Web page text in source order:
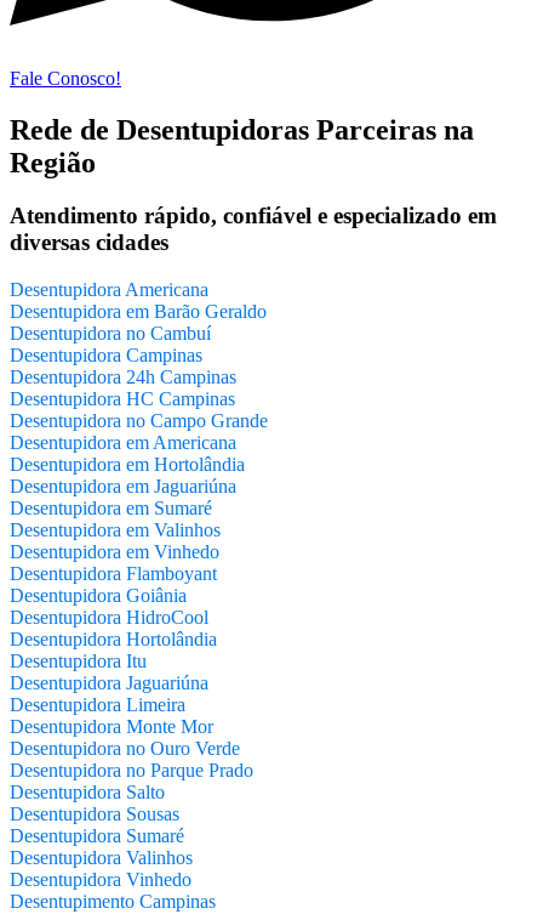
Fale Conosco!
Rede de Desentupidoras Parceiras na
Região
Atendimento rápido, confiável e especializado em
diversas cidades
Desentupidora Americana
Desentupidora em Barão Geraldo
Desentupidora no Cambuí
Desentupidora Campinas
Desentupidora 24h Campinas
Desentupidora HC Campinas
Desentupidora no Campo Grande
Desentupidora em Americana
Desentupidora em Hortolândia
Desentupidora em Jaguariúna
Desentupidora em Sumaré
Desentupidora em Valinhos
Desentupidora em Vinhedo
Desentupidora Flamboyant
Desentupidora Goiânia
Desentupidora HidroCool
Desentupidora Hortolândia
Desentupidora Itu
Desentupidora Jaguariúna
Desentupidora Limeira
Desentupidora Monte Mor
Desentupidora no Ouro Verde
Desentupidora no Parque Prado
Desentupidora Salto
Desentupidora Sousas
Desentupidora Sumaré
Desentupidora Valinhos
Desentupidora Vinhedo
Desentupimento Campinas